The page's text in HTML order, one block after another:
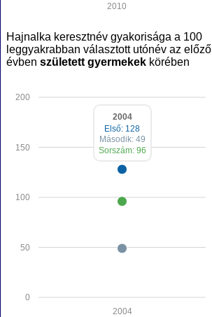
2010
Hajnalka keresztnév gyakorisága a 100
leggyakrabban választott utónév az előző
évben született gyermekek körében
0
50
100
150
200
2004
2004
Első: 128
Második: 49
Sorszám: 96